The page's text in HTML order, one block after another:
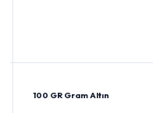
100 GR Gram Altın